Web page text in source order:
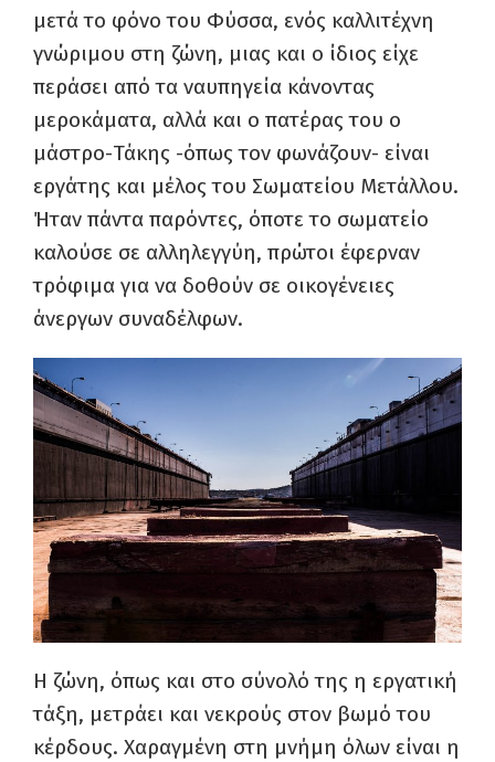
μετά το φόνο του Φύσσα, ενός καλλιτέχνη
γνώριμου στη ζώνη, μιας και ο ίδιος είχε
περάσει από τα ναυπηγεία κάνοντας
μεροκάματα, αλλά και ο πατέρας του ο
μάστρο-Τάκης -όπως τον φωνάζουν- είναι
εργάτης και μέλος του Σωματείου Μετάλλου.
Ήταν πάντα παρόντες, όποτε το σωματείο
καλούσε σε αλληλεγγύη, πρώτοι έφερναν
τρόφιμα για να δοθούν σε οικογένειες
άνεργων συναδέλφων.
Η ζώνη, όπως και στο σύνολό της η εργατική
τάξη, μετράει και νεκρούς στον βωμό του
κέρδους. Χαραγμένη στη μνήμη όλων είναι η